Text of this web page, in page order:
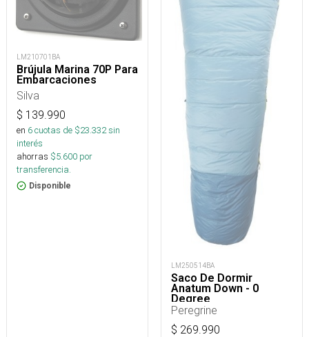
LM210701BA
Brújula Marina 70P Para
Embarcaciones
Silva
$ 139.990
en 6cuotas de $23.332sin
interés
ahorras $5.600 por
transferencia.
Disponible
LM250514BA
Saco De Dormir
Anatum Down - 0
Degree
Peregrine
$ 269.990